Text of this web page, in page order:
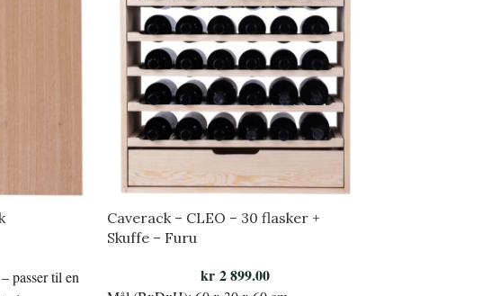
passer til en
Caverack – CLEO – 30 flasker +
Skuffe – Furu
kr2 899.00